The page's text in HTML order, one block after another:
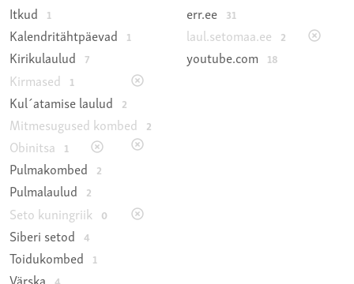
Itkud 1
Kalendritähtpäevad 1
Kirikulaulud 7
Kirmased 1
Kul´atamise laulud 2
Mitmesugused kombed 2
Obinitsa 1
Pulmakombed 2
Pulmalaulud 2
Seto kuningriik 0
Siberi setod 4
Toidukombed 1
Värska
err.ee 31
laul.setomaa.ee 2
youtube.com 18